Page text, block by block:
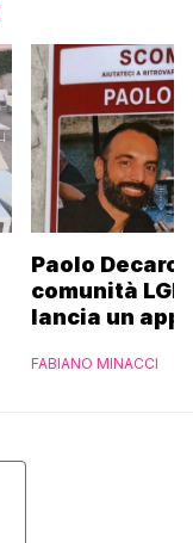
Paolo Decaro
comunità
lancia un
FABIANO MINACCI